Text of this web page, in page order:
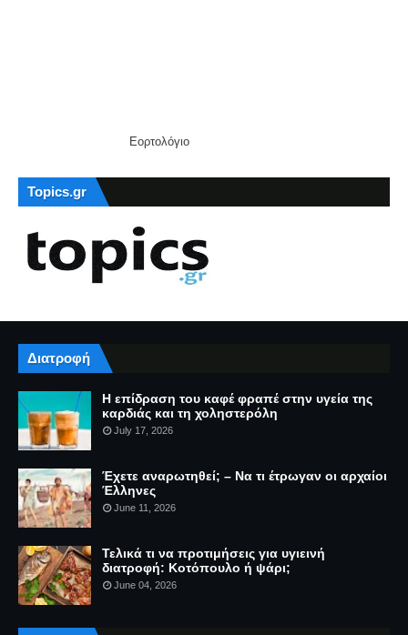
Εορτολόγιο
Topics.gr
Διατροφή
Η επίδραση του καφέ φραπέ στην υγεία της
καρδιάς και τη χοληστερόλη
July 17, 2026
Έχετε αναρωτηθεί; – Να τι έτρωγαν οι αρχαίοι
Έλληνες
June 11, 2026
Τελικά τι να προτιμήσεις για υγιεινή
διατροφή: Κοτόπουλο ή ψάρι;
June 04, 2026